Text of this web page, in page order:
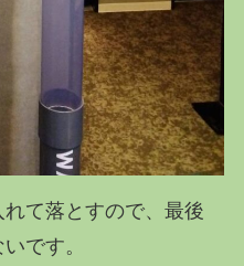
て落とすので、最後
です。